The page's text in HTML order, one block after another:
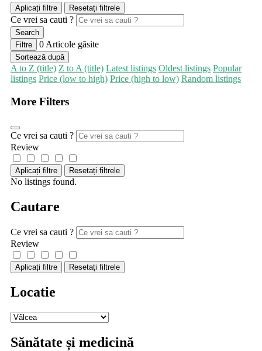
Aplicați filtre Resetați filtrele
Ce vrei sa cauti ?
Search
Filtre
0 Articole găsite
Sortează după
A to Z (title) Z to A (title) Latest listings Oldest listings Popular
listings Price (low to high) Price (high to low) Random listings
More Filters
Ce vrei sa cauti ?
Review
Aplicați filtre Resetați filtrele
No listings found.
Cautare
Ce vrei sa cauti ?
Review
Aplicați filtre Resetați filtrele
Locatie
Sănătate și medicină